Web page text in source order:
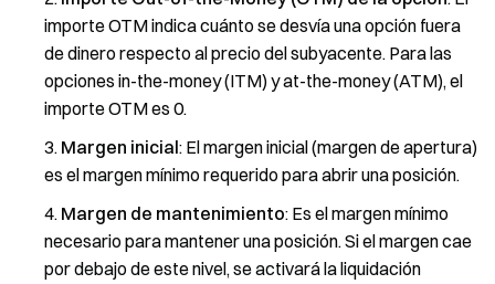
importe OTM indica cuánto se desvía una opción fuera
de dinero respecto al precio del subyacente. Para las
opciones in-the-money (ITM) y at-the-money (ATM), el
importe OTM es 0.
Margen inicial: El margen inicial (margen de apertura)
es el margen mínimo requerido para abrir una posición.
Margen de mantenimiento: Es el margen mínimo
necesario para mantener una posición. Si el margen cae
por debajo de este nivel, se activará la liquidación